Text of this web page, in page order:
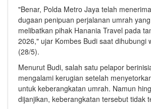
"Benar, Polda Metro Jaya telah
dugaan penipuan perjalanan umrah
melibatkan pihak Hanania Travel pada
2026," ujar Kombes Budi saat dihubungi
(28/5).
Menurut Budi, salah satu pelapor
mengalami kerugian setelah
untuk keberangkatan umrah. Namun
dijanjikan, keberangkatan tersebut tidak